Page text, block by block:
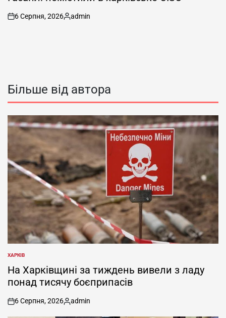
on
6 Серпня, 2026
Опубліковано
admin
Більше від автора
ОПУБЛІКУВАТИ
У
ХАРКІВ
На Харківщині за тиждень вивели з ладу
понад тисячу боєприпасів
on
6 Серпня, 2026
Опубліковано
admin